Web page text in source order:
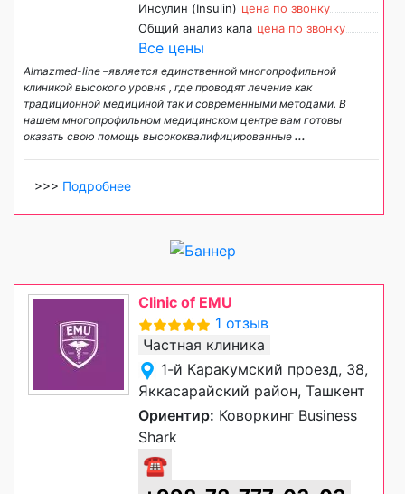
Инсулин (Insulin) цена по звонку
Общий анализ кала цена по звонку
Все цены
Almazmed-line –является единственной многопрофильной
клиникой высокого уровня , где проводят лечение как
традиционной медициной так и современными методами. В
нашем многопрофильном медицинском центре вам готовы
оказать свою помощь высококвалифицированные ...
>>> Подробнее
Clinic of EMU
1 отзыв
Частная клиника
1-й Каракумский проезд, 38,
Яккасарайский район, Ташкент
Ориентир: Коворкинг Business
Shark
☎